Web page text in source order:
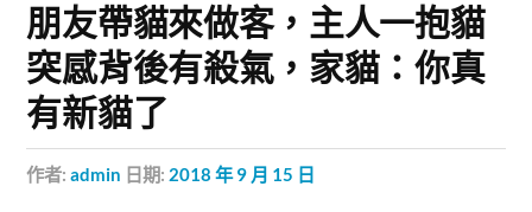
朋友帶貓來做客，主人一抱貓
突感背後有殺氣，家貓：你真
有新貓了
作者:admin 日期: 2018 年 9 月 15 日